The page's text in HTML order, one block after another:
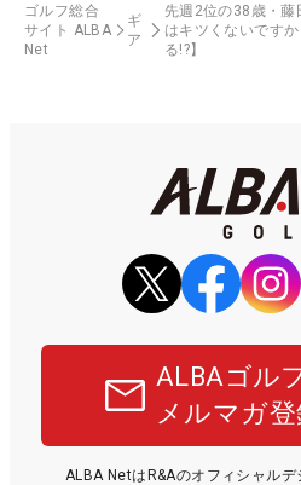
ゴルフ総合
サイト ALBA
Net
ギ
ア
先週2位の38歳・藤
はキツくないです
る!?】
ALBAゴル
メルマガ
ALBA NetはR&Aのオフィシャル